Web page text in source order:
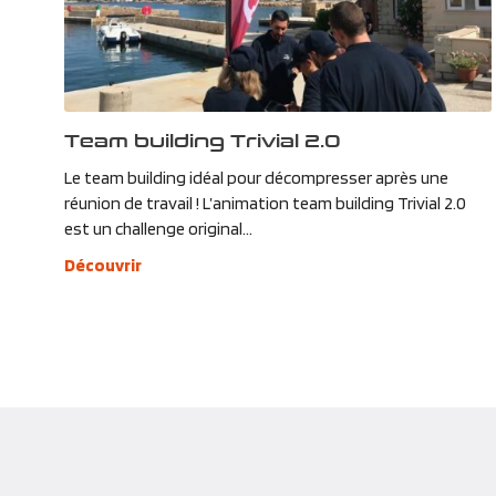
Team building Trivial 2.0
Le team building idéal pour décompresser après une
réunion de travail ! L’animation team building Trivial 2.0
est un challenge original...
Découvrir